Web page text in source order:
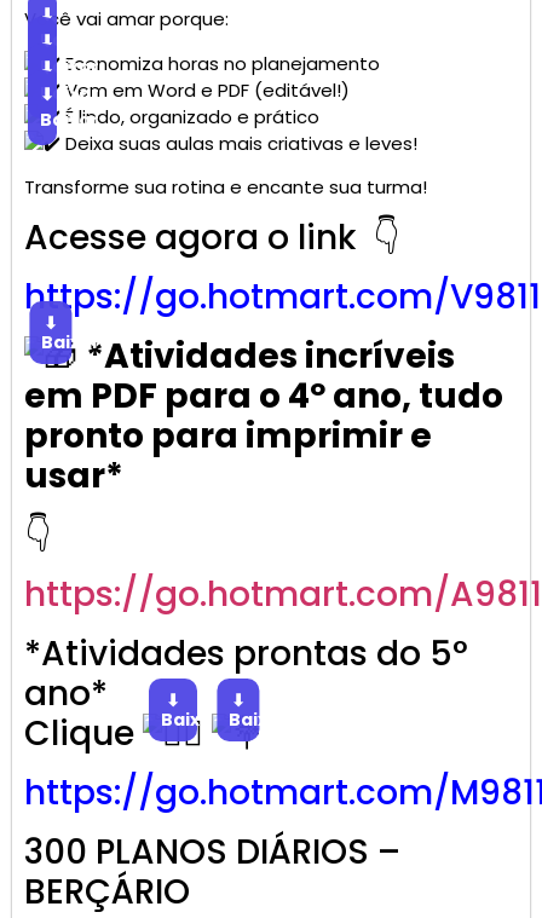
Você vai amar porque:
⬇
Baixar
Economiza horas no planejamento
⬇
Baixar
Vem em Word e PDF (editável!)
⬇
Baixar
É lindo, organizado e prático
⬇
Baixar
Deixa suas aulas mais criativas e leves!
Transforme sua rotina e encante sua turma!
Acesse agora o link 👇
https://go.hotmart.com/
⬇
Baixar*Atividades incríveis
em PDF para o 4º ano, tudo
pronto para imprimir e
usar*
👇
https://go.hotmart.com/
*Atividades prontas do 5°
ano*
Clique
⬇
Baixar
⬇
Baixar
https://go.hotmart.com/
300 PLANOS DIÁRIOS –
BERÇÁRIO